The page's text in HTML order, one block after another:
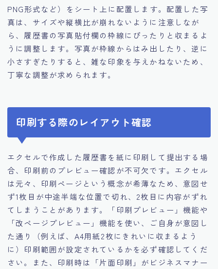
PNG形式など）をシート上に配置します。配置した写
真は、サイズや縦横比が崩れないように注意しなが
ら、履歴書の写真貼付欄の枠線にぴったりと収まるよ
うに調整します。写真が枠線からはみ出したり、逆に
小さすぎたりすると、雑な印象を与えかねないため、
丁寧な調整が求められます。
印刷する際のレイアウト確認
エクセルで作成した履歴書を紙に印刷して提出する場
合、印刷前のプレビュー確認が不可欠です。エクセル
は元々、印刷ページという概念が希薄なため、意図せ
ず1枚目が中途半端な位置で切れ、2枚目に内容がずれ
てしまうことがあります。「印刷プレビュー」機能や
「改ページプレビュー」機能を使い、ご自身が意図し
た通り（例えば、A4用紙2枚にきれいに収まるよう
に）印刷範囲が設定されているかを必ず確認してくだ
さい。また、印刷時は「片面印刷」がビジネスマナー